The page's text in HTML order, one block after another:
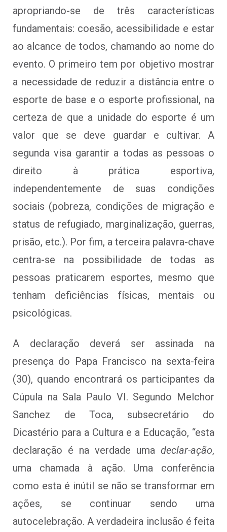
apropriando-se de três características
fundamentais: coesão, acessibilidade e estar
ao alcance de todos, chamando ao nome do
evento. O primeiro tem por objetivo mostrar
a necessidade de reduzir a distância entre o
esporte de base e o esporte profissional, na
certeza de que a unidade do esporte é um
valor que se deve guardar e cultivar. A
segunda visa garantir a todas as pessoas o
direito à prática esportiva,
independentemente de suas condições
sociais (pobreza, condições de migração e
status de refugiado, marginalização, guerras,
prisão, etc.). Por fim, a terceira palavra-chave
centra-se na possibilidade de todas as
pessoas praticarem esportes, mesmo que
tenham deficiências físicas, mentais ou
psicológicas.
A declaração deverá ser assinada na
presença do Papa Francisco na sexta-feira
(30), quando encontrará os participantes da
Cúpula na Sala Paulo VI. Segundo Melchor
Sanchez de Toca, subsecretário do
Dicastério para a Cultura e a Educação, “esta
declaração é na verdade uma declar-ação,
uma chamada à ação. Uma conferência
como esta é inútil se não se transformar em
ações, se continuar sendo uma
autocelebração. A verdadeira inclusão é feita